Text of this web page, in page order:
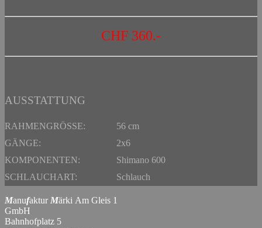
CHF 360.-
AUSSTATTUNG
RAHMENGRÖSSE:
56 cm
GÄNGE:
2x6
KOMPONENTEN:
Shimano 600
SCHLAUCHART:
Schlauch
Manufaktur Märki Am Gleis 1
GmbH
Bahnhofplatz 5